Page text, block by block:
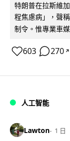
特朗普在拉斯維
程焦慮病」，聲
制令。惟專業車
603 270 ↗
人工智能
Lawton 1 日